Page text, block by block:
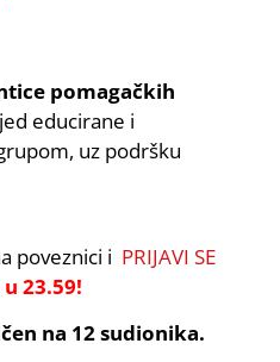
pomagačkih
educirane i
uz podršku
poveznici i PRIJAVI SE
23.59!
na 12 sudionika.